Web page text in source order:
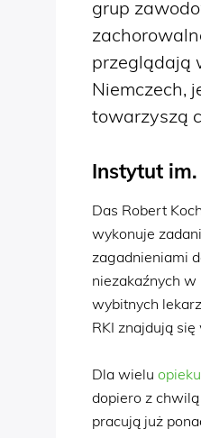
grup
przeglądają
Niemczech,
towarzyszą
Instytut
Das Robert
wykonuje
zagadnieniami
niezakaźnych
wybitnych
RKI znajdują
Dla wielu
dopiero z
pracują już